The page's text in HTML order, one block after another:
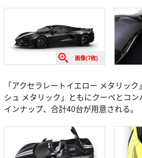
画像(7枚)
「アクセラレートイエロー メタリッ
シュ メタリック」ともにクーペとコ
インナップ、合計40台が用意される。